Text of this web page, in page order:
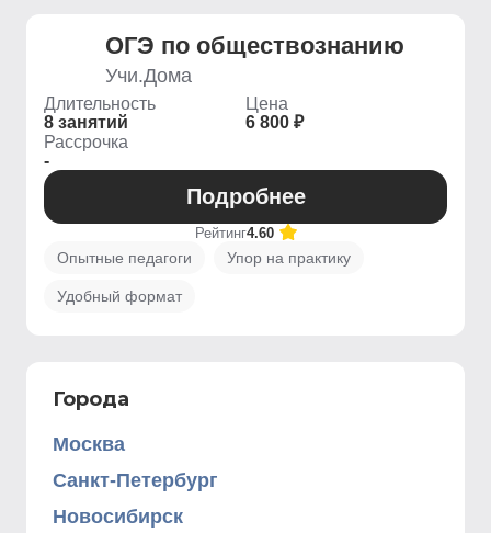
ОГЭ по обществознанию
Учи.Дома
Длительность
8 занятий
Цена
6 800 ₽
Рассрочка
-
Подробнее
Рейтинг4.60
Опытные педагоги Упор на практику
Удобный формат
Города
Москва
Санкт-Петербург
Новосибирск